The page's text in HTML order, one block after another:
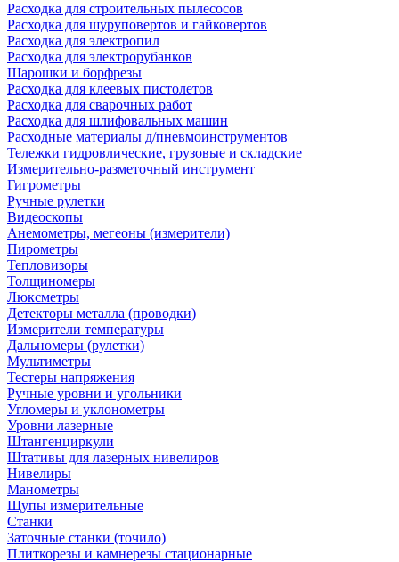
Расходка для строительных пылесоcов
Расходка для шуруповертов и гайковертов
Расходка для электропил
Расходка для электрорубанков
Шарошки и борфрезы
Расходка для клеевых пистолетов
Расходка для сварочных работ
Расходка для шлифовальных машин
Расходные материалы д/пневмоинструментов
Тележки гидровлические, грузовые и складские
Измерительно-разметочный инструмент
Гигрометры
Ручные рулетки
Видеоскопы
Анемометры, мегеоны (измерители)
Пирометры
Тепловизоры
Толщиномеры
Люксметры
Детекторы металла (проводки)
Измерители температуры
Дальномеры (рулетки)
Мультиметры
Тестеры напряжения
Ручные уровни и угольники
Угломеры и уклонометры
Уровни лазерные
Штангенциркули
Штативы для лазерных нивелиров
Нивелиры
Манометры
Щупы измерительные
Станки
Заточные станки (точило)
Плиткорезы и камнерезы стационарные